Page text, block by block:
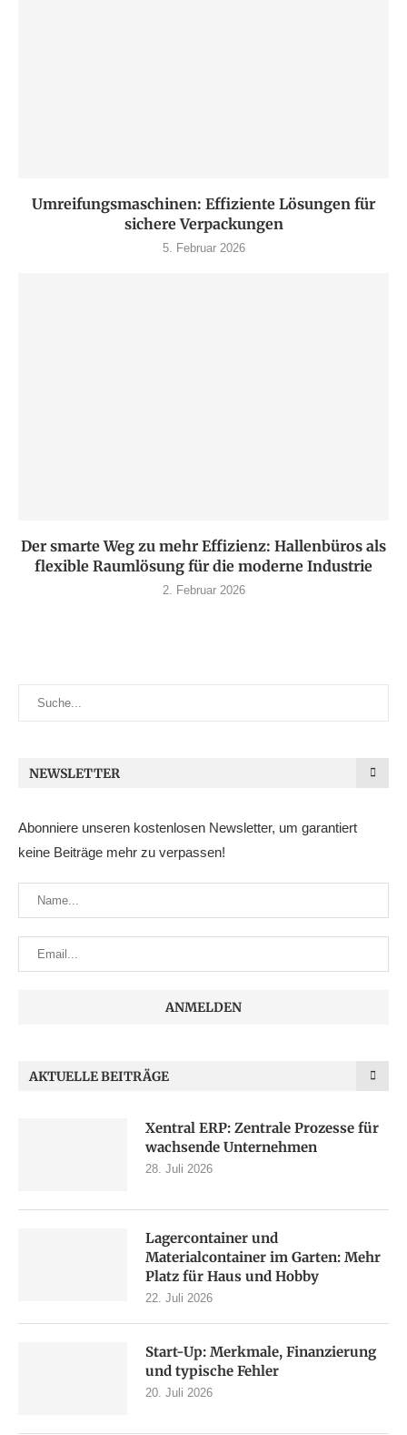
Umreifungsmaschinen: Effiziente Lösungen für
sichere Verpackungen
5. Februar 2026
Der smarte Weg zu mehr Effizienz: Hallenbüros als
flexible Raumlösung für die moderne Industrie
2. Februar 2026
NEWSLETTER
Abonniere unseren kostenlosen Newsletter, um garantiert
keine Beiträge mehr zu verpassen!
AKTUELLE BEITRÄGE
Xentral ERP: Zentrale Prozesse für
wachsende Unternehmen
28. Juli 2026
Lagercontainer und
Materialcontainer im Garten: Mehr
Platz für Haus und Hobby
22. Juli 2026
Start-Up: Merkmale, Finanzierung
und typische Fehler
20. Juli 2026